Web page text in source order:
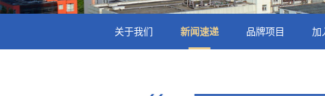
关于我们 新闻速递 品牌项目 加